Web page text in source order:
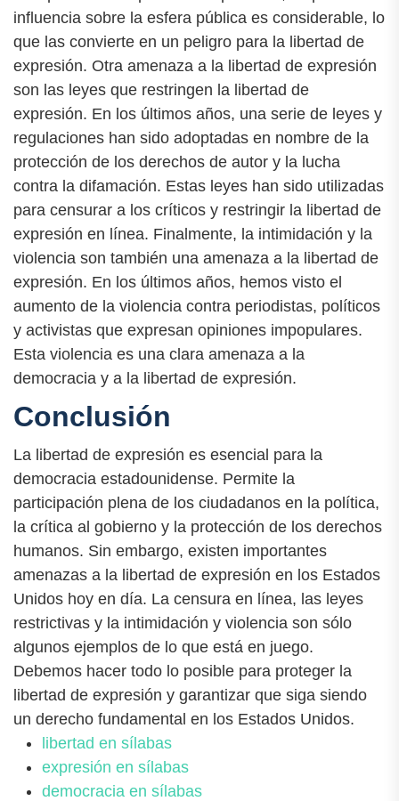
influencia sobre la esfera pública es considerable, lo
que las convierte en un peligro para la libertad de
expresión. Otra amenaza a la libertad de expresión
son las leyes que restringen la libertad de
expresión. En los últimos años, una serie de leyes y
regulaciones han sido adoptadas en nombre de la
protección de los derechos de autor y la lucha
contra la difamación. Estas leyes han sido utilizadas
para censurar a los críticos y restringir la libertad de
expresión en línea. Finalmente, la intimidación y la
violencia son también una amenaza a la libertad de
expresión. En los últimos años, hemos visto el
aumento de la violencia contra periodistas, políticos
y activistas que expresan opiniones impopulares.
Esta violencia es una clara amenaza a la
democracia y a la libertad de expresión.
Conclusión
La libertad de expresión es esencial para la
democracia estadounidense. Permite la
participación plena de los ciudadanos en la política,
la crítica al gobierno y la protección de los derechos
humanos. Sin embargo, existen importantes
amenazas a la libertad de expresión en los Estados
Unidos hoy en día. La censura en línea, las leyes
restrictivas y la intimidación y violencia son sólo
algunos ejemplos de lo que está en juego.
Debemos hacer todo lo posible para proteger la
libertad de expresión y garantizar que siga siendo
un derecho fundamental en los Estados Unidos.
libertad en sílabas
expresión en sílabas
democracia en sílabas